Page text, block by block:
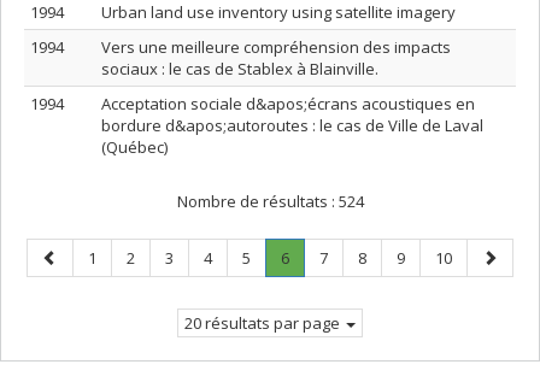
1994
Urban land use inventory using satellite imagery
1994
Vers une meilleure compréhension des impacts
sociaux : le cas de Stablex à Blainville.
1994
Acceptation sociale d&apos;écrans acoustiques en
bordure d&apos;autoroutes : le cas de Ville de Laval
(Québec)
Nombre de résultats : 524
Page
précédente
Page
1 Page
2 Page
3 Page
4 Page
5 Page
6.
Page
Page
7 Page
8 Page
9 Page
10
Page
20 résultats par page